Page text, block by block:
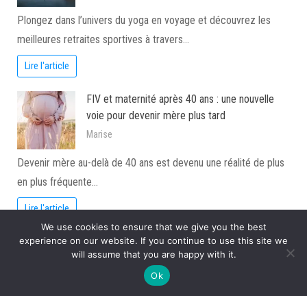
Plongez dans l’univers du yoga en voyage et découvrez les
meilleures retraites sportives à travers…
Lire l'article
FIV et maternité après 40 ans : une nouvelle
voie pour devenir mère plus tard
Marise
Devenir mère au-delà de 40 ans est devenu une réalité de plus
en plus fréquente…
Lire l'article
Photos sur les sites de rencontres : comment
bien choisir ?
We use cookies to ensure that we give you the best
experience on our website. If you continue to use this site we
will assume that you are happy with it.
Ok